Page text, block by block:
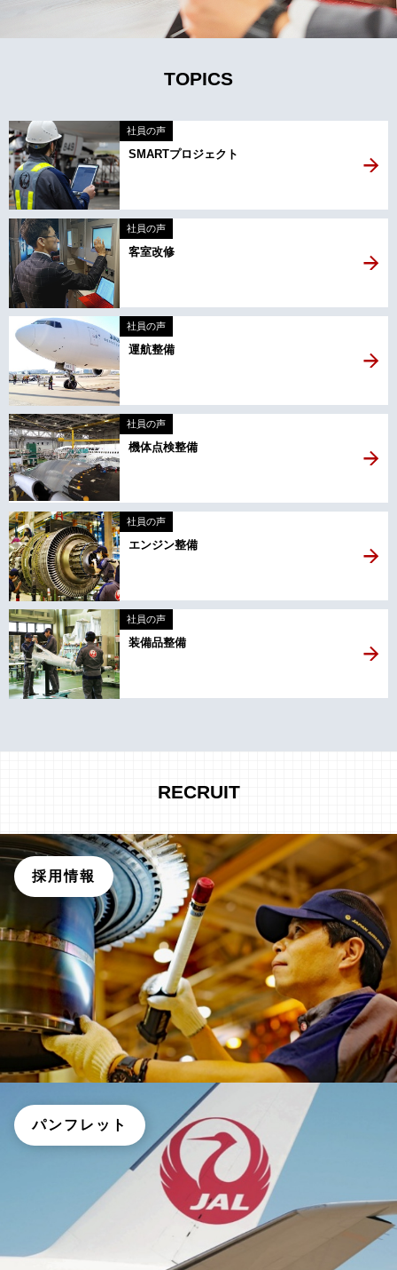
TOPICS
社員の声
SMARTプロジェクト
社員の声
客室改修
社員の声
運航整備
社員の声
機体点検整備
社員の声
エンジン整備
社員の声
装備品整備
RECRUIT
採用情報
パンフレット